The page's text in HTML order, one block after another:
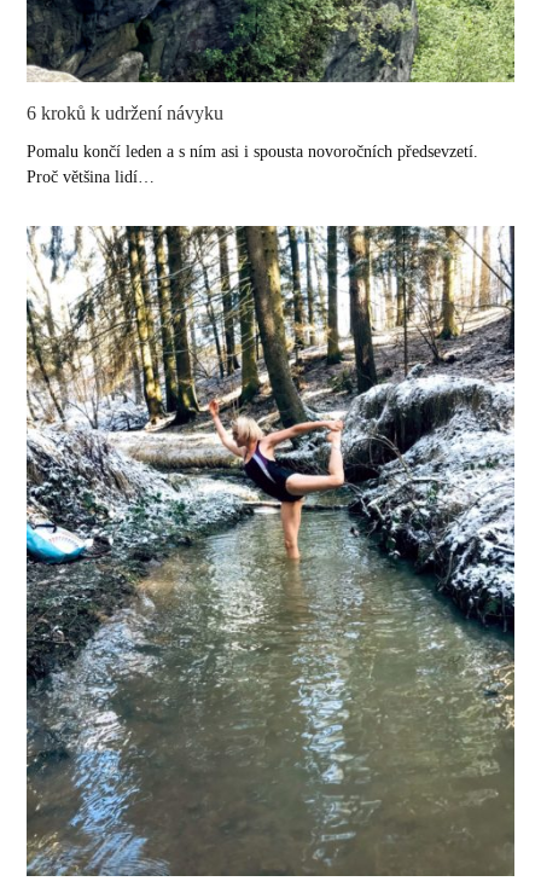
6 kroků k udržení návyku
Pomalu končí leden a s ním asi i spousta novoročních předsevzetí.
Proč většina lidí…